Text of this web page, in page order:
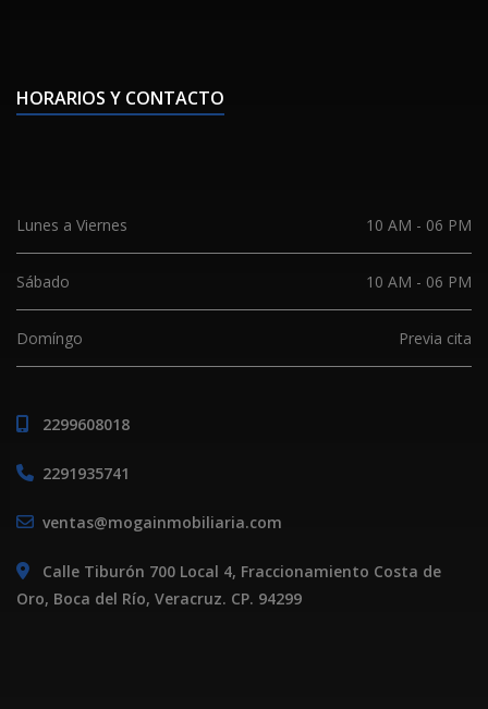
HORARIOS Y CONTACTO
Lunes a Viernes 10 AM - 06 PM
Sábado 10 AM - 06 PM
Domíngo Previa cita
2299608018
2291935741
ventas@mogainmobiliaria.com
Calle Tiburón 700 Local 4, Fraccionamiento Costa de
Oro, Boca del Río, Veracruz. CP. 94299